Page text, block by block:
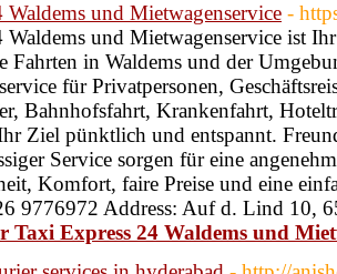
Waldems und Mietwagenservice -
und Mietwagenservice ist
Fahrten in Waldems und der
für Privatpersonen,
Bahnhofsfahrt, Krankenfahrt,
Ziel pünktlich und entspannt.
Service sorgen für eine
Komfort, faire Preise und eine
9776972 Address: Auf d. Lind 10,
Express 24 Waldems und